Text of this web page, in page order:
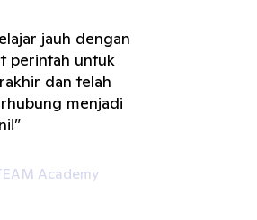
jauh dengan
perintah untuk
dan telah
menjadi
Academy